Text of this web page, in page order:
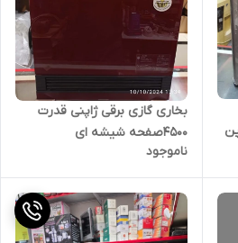
بخاری گازی برقی ژاپنی قدرت
4500صفحه شیشه ای
ناموجود